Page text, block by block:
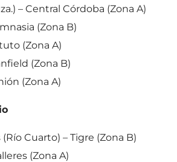
– Central Córdoba (Zona A)
(Zona B)
(Zona A)
(Zona B)
(Zona A)
Cuarto) – Tigre (Zona B)
(Zona A)